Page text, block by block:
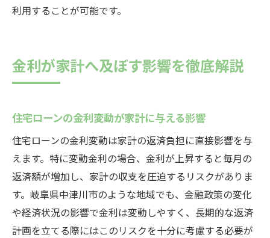
利用することが可能です。
金利が家計へ及ぼす影響を徹底解説
住宅ローンの金利変動が家計に与える影響
住宅ローンの金利変動は家計の返済負担に直接影響を与
えます。特に変動金利の場合、金利が上昇すると毎月の
返済額が増加し、家計の収支を圧迫するリスクがありま
す。岐阜県中津川市のような地域でも、金融政策の変化
や経済状況の影響で金利は変動しやすく、長期的な返済
計画を立てる際にはこのリスクを十分に考慮する必要が